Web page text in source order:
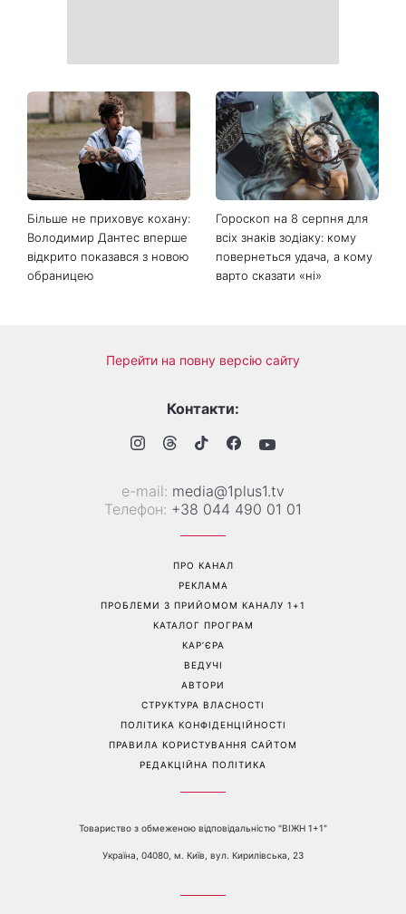
Коли немає кондиціонера:
3 прості способи
охолодити квартиру в
спеку
Погода різко зміниться на
вихідних: у яких областях
України вдарять зливи з
градом
Більше не приховує кохану:
Володимир Дантес вперше
відкрито показався з новою
Гороскоп на 8 серпня для
всіх знаків зодіаку: кому
повернеться удача, а кому
варто сказати «ні»